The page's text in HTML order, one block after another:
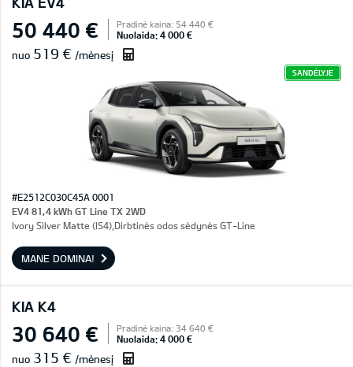
50 440 € Pradinė kaina: 54 440 €
Nuolaida: 4 000 €
nuo 519 € /mėnesį
SANDĖLYJE
#E2512C030C45A 0001
EV4 81,4 kWh GT Line TX 2WD
Ivory Silver Matte (IS4),Dirbtinės odos sėdynės GT-Line
MANE DOMINA!
KIA K4
30 640 € Pradinė kaina: 34 640 €
Nuolaida: 4 000 €
nuo 315 € /mėnesį